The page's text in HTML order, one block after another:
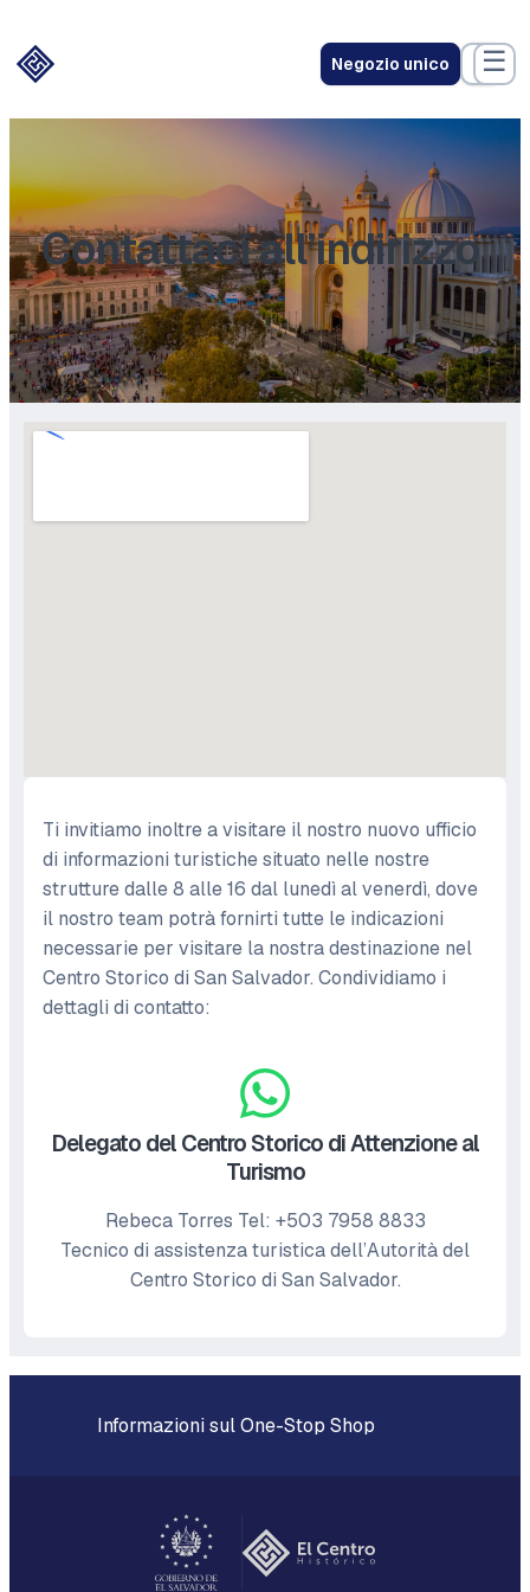
Negozio unico ☰
Contattaci all’indirizzo
Ti invitiamo inoltre a visitare il nostro nuovo ufficio
di informazioni turistiche situato nelle nostre
strutture dalle 8 alle 16 dal lunedì al venerdì, dove
il nostro team potrà fornirti tutte le indicazioni
necessarie per visitare la nostra destinazione nel
Centro Storico di San Salvador. Condividiamo i
dettagli di contatto:
Delegato del Centro Storico di Attenzione al
Turismo
Rebeca Torres Tel: +503 7958 8833
Tecnico di assistenza turistica dell’Autorità del
Centro Storico di San Salvador.
Informazioni sul One-Stop Shop